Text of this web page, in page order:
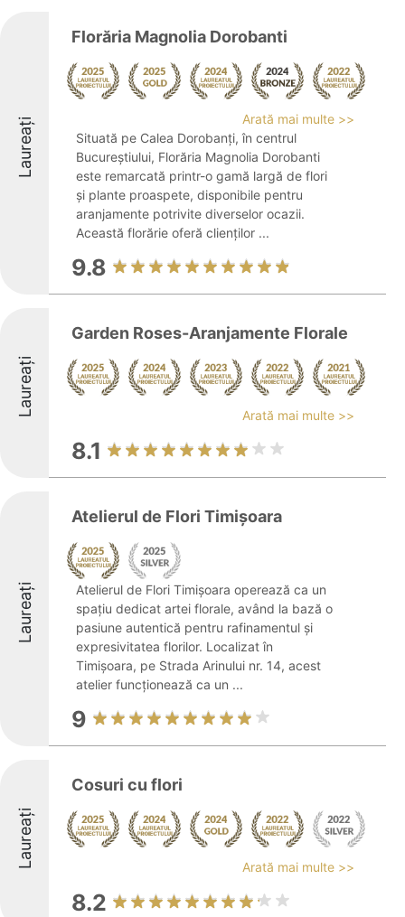
Laureați
Florăria Magnolia Dorobanti
Arată mai multe >>
Situată pe Calea Dorobanți, în centrul
Bucureștiului, Florăria Magnolia Dorobanti
este remarcată printr-o gamă largă de flori
și plante proaspete, disponibile pentru
aranjamente potrivite diverselor ocazii.
Această florărie oferă clienților ...
9.8
Laureați
Garden Roses-Aranjamente Florale
Arată mai multe >>
8.1
Laureați
Atelierul de Flori Timişoara
Atelierul de Flori Timişoara operează ca un
spațiu dedicat artei florale, având la bază o
pasiune autentică pentru rafinamentul și
expresivitatea florilor. Localizat în
Timișoara, pe Strada Arinului nr. 14, acest
atelier funcționează ca un ...
9
Laureați
Cosuri cu flori
Arată mai multe >>
8.2